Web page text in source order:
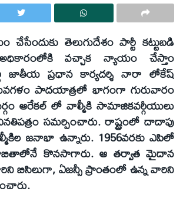
చేసేందుకు తెలుగుదేశం పార్టీ కట్టుబడి
వచ్చాక న్యాయం చేస్తాం
జాతీయ ప్రధాన కార్యదర్శి నారా లోకేష్
పాదయాత్రలో భాగంగా గురువారం
ఆరేకల్ లో వాల్మీకి సామాజికవర్గీయులు
సమర్పించారు. రాష్ట్రంలో దాదాపు
జనాభా ఉన్నారు. 1956వరకు ఎపిలో
జాబితాలోనే కొనసాగారు. ఆ తర్వాత మైదాన
బిసిలుగా, ఏజన్సీ ప్రాంతంలో ఉన్న వారిని